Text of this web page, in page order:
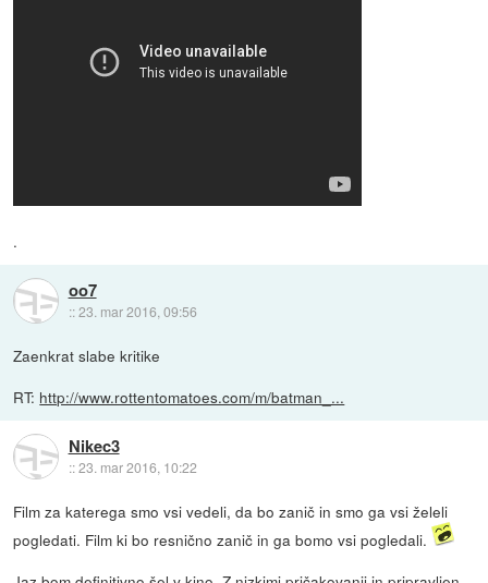
.
oo7
::23. mar 2016, 09:56
Zaenkrat slabe kritike
RT: http://www.rottentomatoes.com/m/batman_...
Nikec3
::23. mar 2016, 10:22
Film za katerega smo vsi vedeli, da bo zanič in smo ga vsi želeli
pogledati. Film ki bo resnično zanič in ga bomo vsi pogledali.